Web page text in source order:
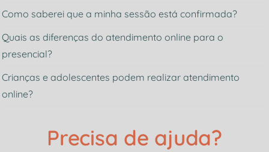
Como saberei que a minha sessão está confirmada?
Quais as diferenças do atendimento online para o
presencial?
Crianças e adolescentes podem realizar atendimento
online?
Precisa de ajuda?